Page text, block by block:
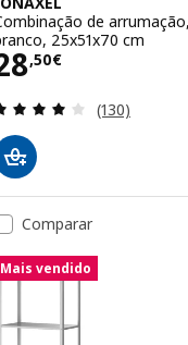
de arrumação,
25x51x70 cm
,50€ 28,50€
Avaliação:
(130)
Comparar
Mais vendido